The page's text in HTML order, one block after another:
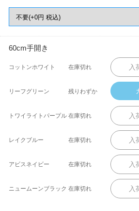
60cm手開き
コットンホワイト 在庫切れ
リーフグリーン 残りわずか
トワイライトパープル 在庫切れ
レイクブルー 在庫切れ
アビスネイビー 在庫切れ
ニュームーンブラック 在庫切れ